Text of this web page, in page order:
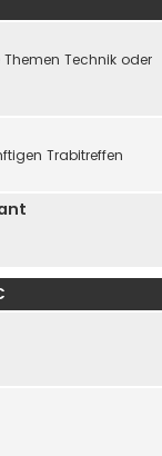
Technik oder
Trabitreffen